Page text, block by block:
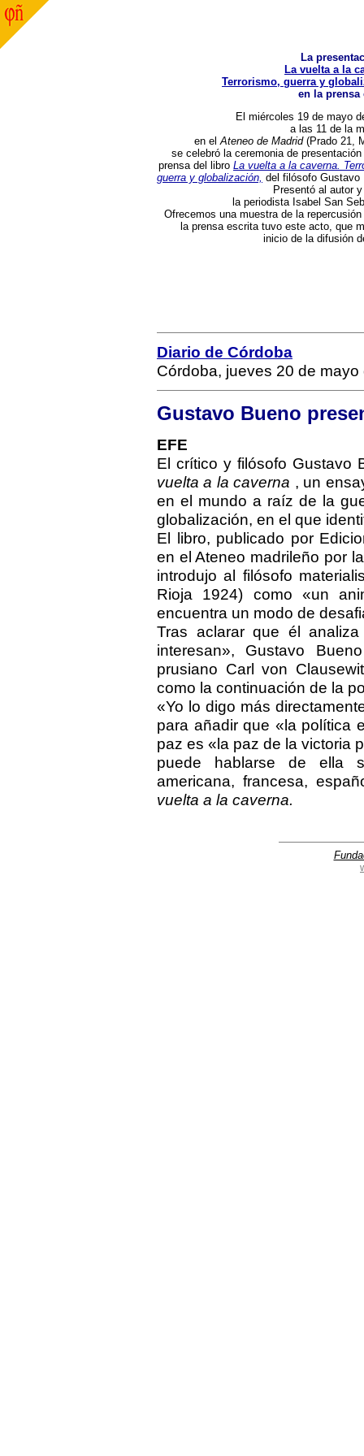
La
La vuelta a la
Terrorismo, guerra y
en la prensa
El miércoles 19 de mayo
a las 11 de la
en elAteneo de Madrid(Prado 21,
se celebró la ceremonia de
prensa del libro La vuelta a la caverna.
guerra y globalización, del filósofo Gustavo
Presentó al autor
la periodista Isabel San
Ofrecemos una muestra de la repercusión
la prensa escrita tuvo este acto, que
inicio de la difusión
Diario de Córdoba
Córdoba, jueves 20 de mayo
Gustavo Bueno
EFE
El crítico y filósofo Gustavo
vuelta a la caverna , un
en el mundo a raíz de la
globalización, en el que
El libro, publicado por
en el Ateneo madrileño por
introdujo al filósofo
Rioja 1924) como «un
encuentra un modo de
Tras aclarar que él
interesan», Gustavo
prusiano Carl von
como la continuación de la
«Yo lo digo más
para añadir que «la política
paz es «la paz de la victoria
puede hablarse de ella
americana, francesa,
vuelta a la caverna.